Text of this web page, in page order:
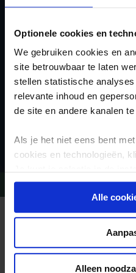
Optionele cookies en
We gebruiken cookies en
site betrouwbaar te laten
stellen statistische
relevante inhoud en
de site en andere kanalen te
Als je het niet eens bent
cookies en technologieën,
onder aan de pagina op elk
toekomst wijzigen.Alle
Alleen
Vragen?
REIZEN MET KONING AAP
Waarom Koning Aap?
Duurzaam toerisme
Veelgestelde vragen